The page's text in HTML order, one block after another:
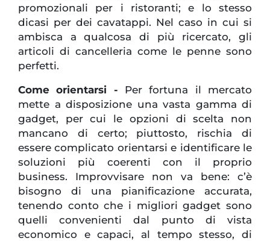
promozionali per i ristoranti; e lo stesso
dicasi per dei cavatappi. Nel caso in cui si
ambisca a qualcosa di più ricercato, gli
articoli di cancelleria come le penne sono
perfetti.
Come orientarsi - Per fortuna il mercato
mette a disposizione una vasta gamma di
gadget, per cui le opzioni di scelta non
mancano di certo; piuttosto, rischia di
essere complicato orientarsi e identificare le
soluzioni più coerenti con il proprio
business. Improvvisare non va bene: c’è
bisogno di una pianificazione accurata,
tenendo conto che i migliori gadget sono
quelli convenienti dal punto di vista
economico e capaci, al tempo stesso, di